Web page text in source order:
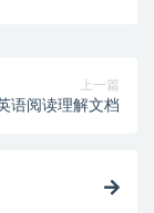
上一篇
语阅读理解文档